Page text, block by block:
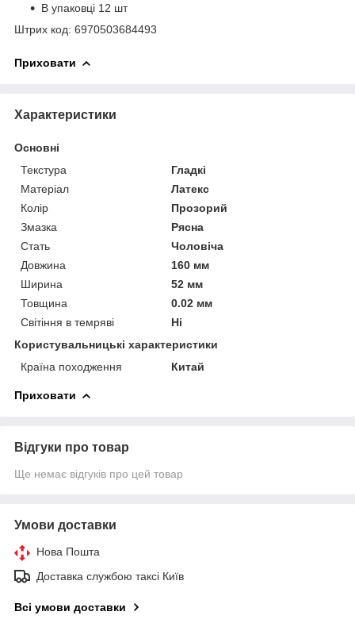
В упаковці 12 шт
Штрих код: 6970503684493
Приховати
Характеристики
Основні
Текстура
Гладкі
Матеріал
Латекс
Колір
Прозорий
Змазка
Рясна
Стать
Чоловіча
Довжина
160 мм
Ширина
52 мм
Товщина
0.02 мм
Світіння в темряві
Ні
Користувальницькі характеристики
Країна походження
Китай
Приховати
Відгуки про товар
Ще немає відгуків про цей товар
Умови доставки
Нова Пошта
Доставка службою таксі Київ
Всі умови доставки